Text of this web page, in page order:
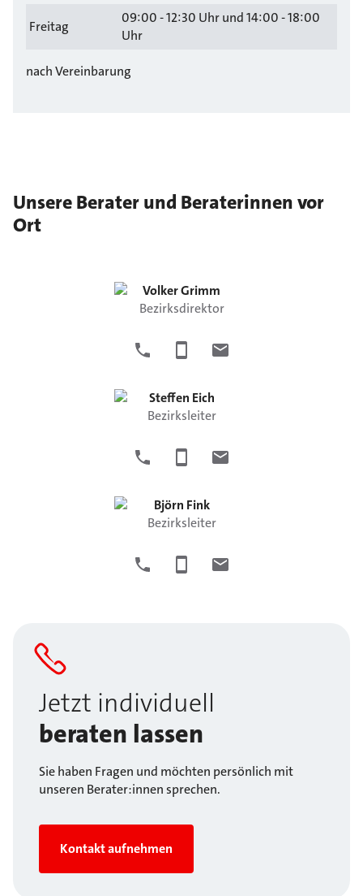
Freitag
09:00 - 12:30 Uhr und 14:00 - 18:00
Uhr
nach Vereinbarung
Unsere Berater und Beraterinnen vor
Ort
VolkerGrimm
Bezirksdirektor
Steffen Eich
Bezirksleiter
Björn Fink
Bezirksleiter
Jetzt individuell
beraten lassen
Sie haben Fragen und möchten persönlich mit
unseren Berater:innen sprechen.
Kontakt aufnehmen